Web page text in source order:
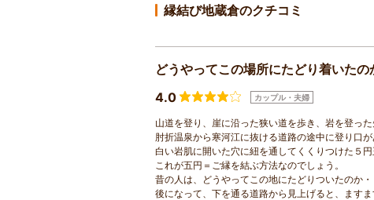
縁結び地蔵倉のクチコミ
どうやってこの場所にたどり着いたの
4.0
カップル・夫婦
山道を登り、崖に沿った狭い道を歩き、岩を登った
肘折温泉から寒河江に抜ける道路の途中に登り口が
白い岩肌に開いた穴に紐を通してくくりつけた５
これが五円＝ご縁を結ぶ方法なのでしょう。
昔の人は、どうやってこの地にたどりついたのか・
後になって、下を通る道路から見上げると、ますま